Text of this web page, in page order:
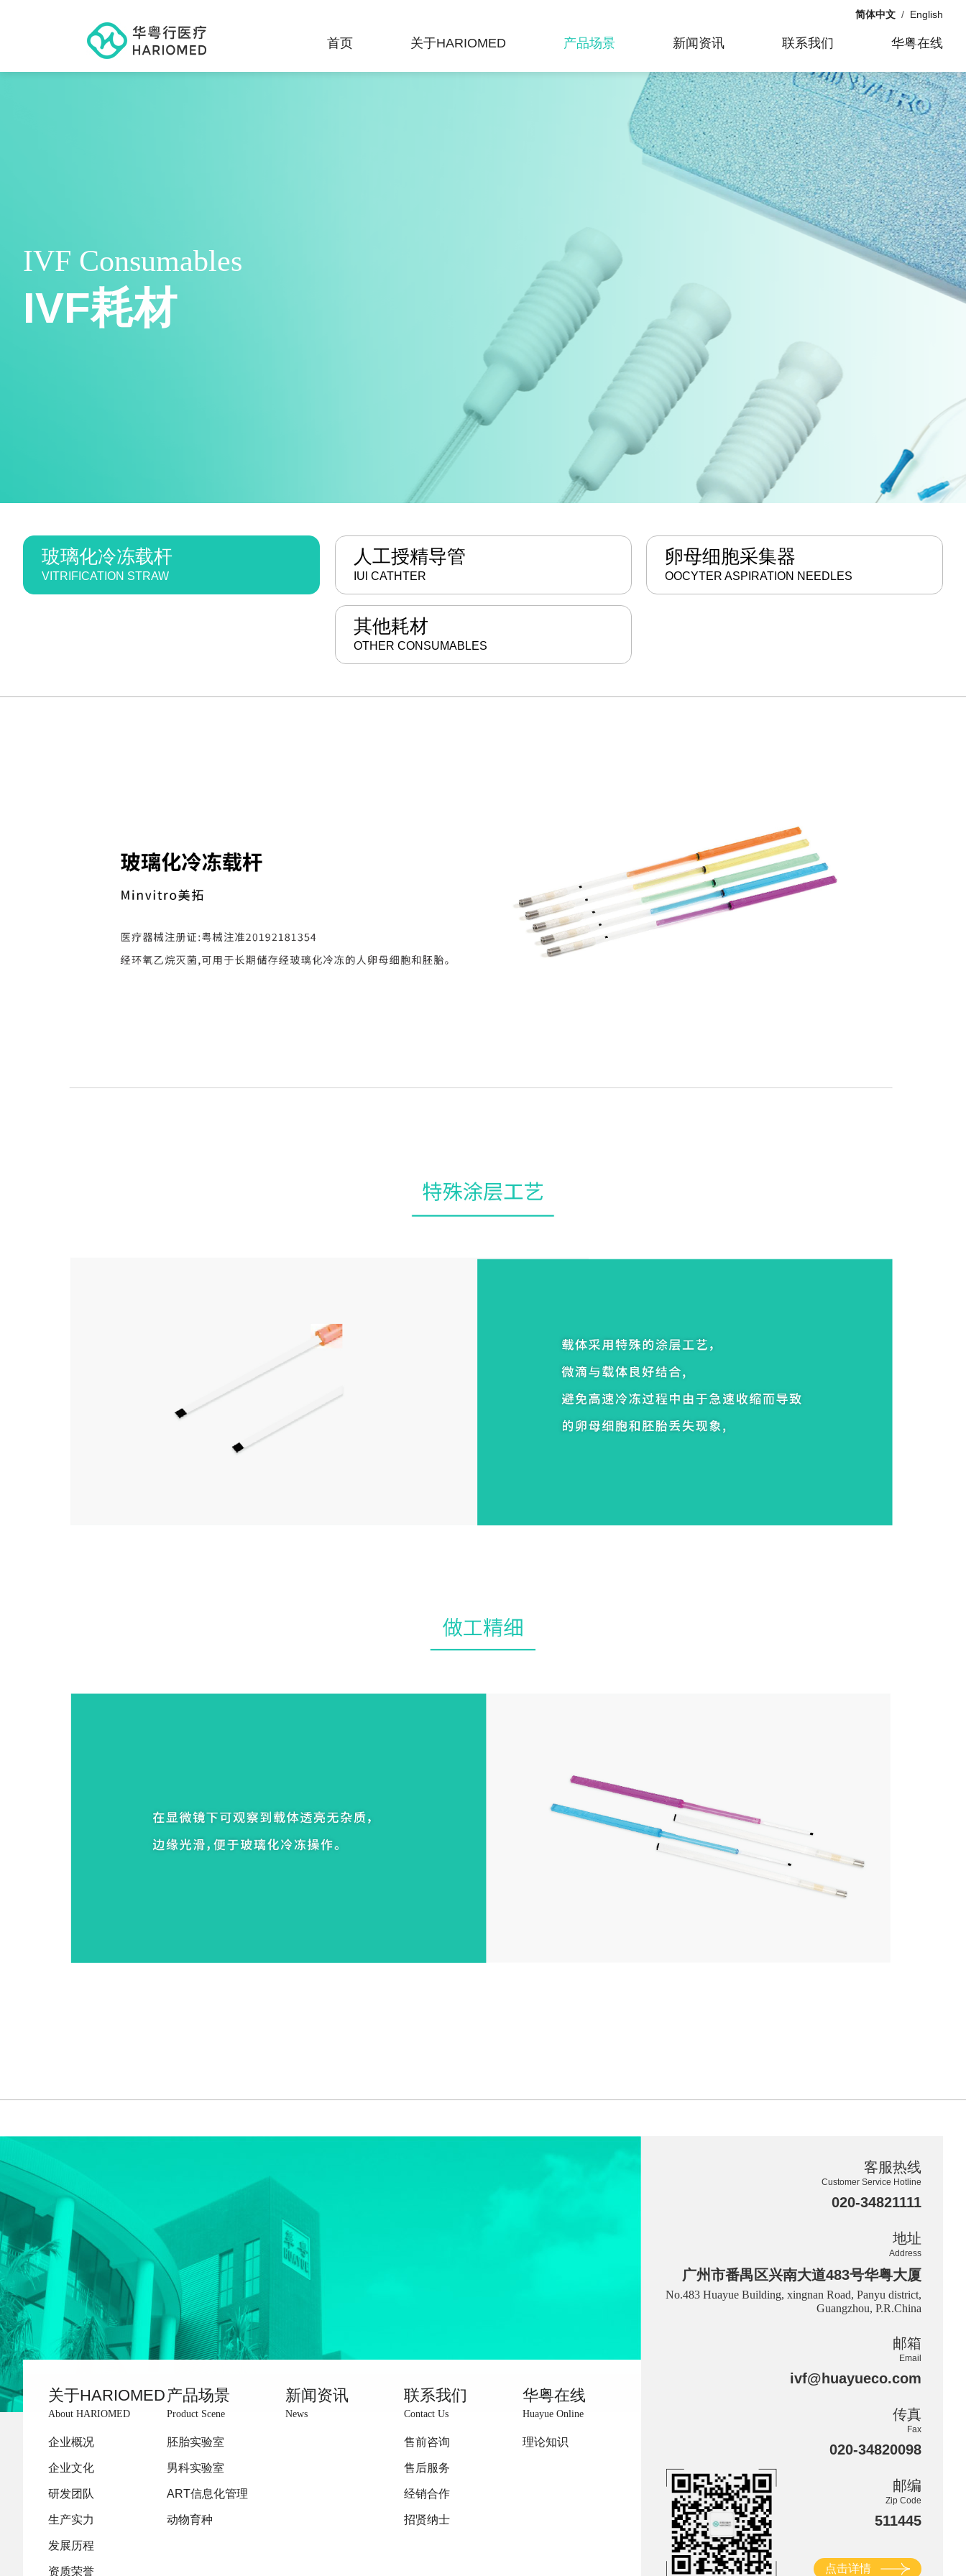
简体中文 / English
首页 关于HARIOMED 产品场景 新闻资讯 联系我们 华粤在线
IVF Consumables
IVF耗材
玻璃化冷冻载杆
VITRIFICATION STRAW
人工授精导管
IUl CATHTER
卵母细胞采集器
OOCYTER ASPIRATION NEEDLES
其他耗材
OTHER CONSUMABLES
关于HARIOMED
About HARIOMED
企业概况
企业文化
研发团队
生产实力
发展历程
资质荣誉
产品场景
Product Scene
胚胎实验室
男科实验室
ART信息化管理
动物育种
新闻资讯
News
联系我们
Contact Us
售前咨询
售后服务
经销合作
招贤纳士
华粤在线
Huayue Online
理论知识
客服热线
Customer Service Hotline
020-34821111
地址
Address
广州市番禺区兴南大道483号华粤大厦
No.483 Huayue Building, xingnan Road, Panyu district,
Guangzhou, P.R.China
邮箱
Email
ivf@huayueco.com
传真
Fax
020-34820098
邮编
Zip Code
511445
点击详情